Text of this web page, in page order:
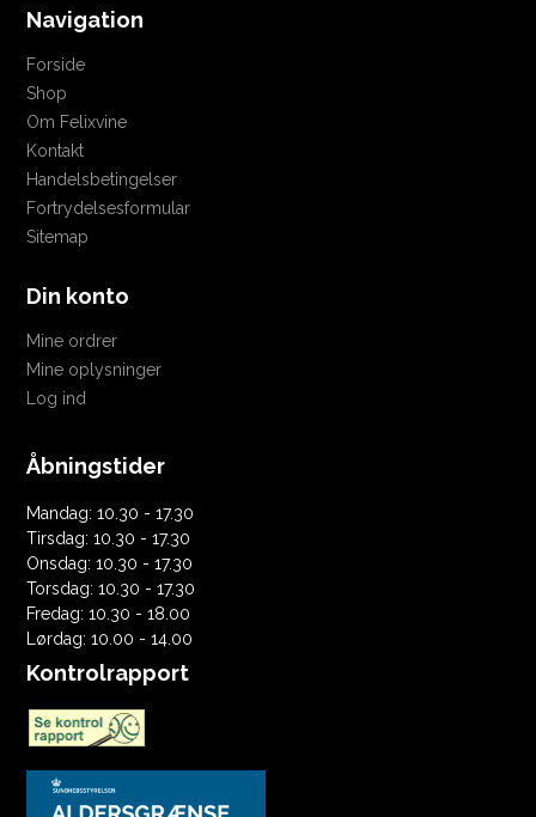
Navigation
Forside
Shop
Om Felixvine
Kontakt
Handelsbetingelser
Fortrydelsesformular
Sitemap
Din konto
Mine ordrer
Mine oplysninger
Log ind
Åbningstider
Mandag: 10.30 - 17.30
Tirsdag: 10.30 - 17.30
Onsdag: 10.30 - 17.30
Torsdag: 10.30 - 17.30
Fredag: 10.30 - 18.00
Lørdag: 10.00 - 14.00
Kontrolrapport